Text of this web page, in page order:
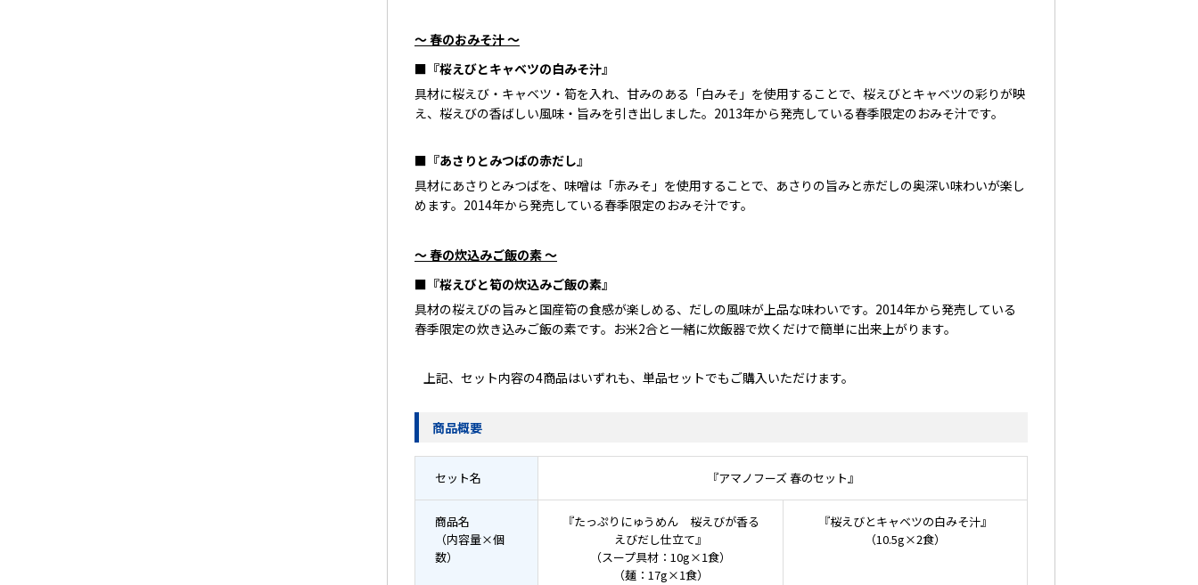
～ 春のおみそ汁 ～
■『桜えびとキャベツの白みそ汁』
具材に桜えび・キャベツ・筍を入れ、甘みのある「白みそ」を使用することで、桜えびとキャベツの彩りが映
え、桜えびの香ばしい風味・旨みを引き出しました。2013年から発売している春季限定のおみそ汁です。
■『あさりとみつばの赤だし』
具材にあさりとみつばを、味噌は「赤みそ」を使用することで、あさりの旨みと赤だしの奥深い味わいが楽し
めます。2014年から発売している春季限定のおみそ汁です。
～ 春の炊込みご飯の素 ～
■『桜えびと筍の炊込みご飯の素』
具材の桜えびの旨みと国産筍の食感が楽しめる、だしの風味が上品な味わいです。2014年から発売している
春季限定の炊き込みご飯の素です。お米2合と一緒に炊飯器で炊くだけで簡単に出来上がります。
上記、セット内容の4商品はいずれも、単品セットでもご購入いただけます。
商品概要
セット名 『アマノフーズ 春のセット』
商品名
（内容量×個
数）
『たっぷりにゅうめん 桜えびが香る
えびだし仕立て』
（スープ具材：10g×1食）
（麺：17g×1食）
『桜えびとキャベツの白みそ汁』
（10.5g×2食）